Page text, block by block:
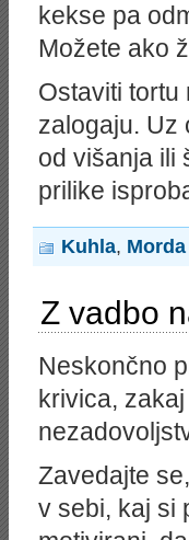
kekse pa
Možete ako
Ostaviti
zalogaju. Uz
od višanja ili
prilike
Kuhla,
Z vadbo
Neskončno
krivica,
Zavedajte
v sebi, kaj si